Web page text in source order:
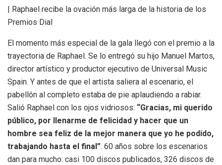
El momento más especial de la gala llegó con el premio a la
trayectoria de Raphael. Se lo entregó su hijo Manuel Martos,
director artístico y productor ejecutivo de Universal Music
Spain. Y antes de que el artista saliera al escenario, el
pabellón al completo estaba de pie aplaudiendo a rabiar.
Salió Raphael con los ojos vidriosos: “Gracias, mi querido
público, por llenarme de felicidad y hacer que un
hombre sea feliz de la mejor manera que yo he podido,
trabajando hasta el final”. 60 años sobre los escenarios
dan para mucho: casi 100 discos publicados, 326 discos de